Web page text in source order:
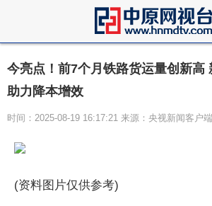
今亮点！前7个月铁路货运量创新高
助力降本增效
时间：2025-08-19 16:17:21 来源：央视新闻客户端
(资料图片仅供参考)